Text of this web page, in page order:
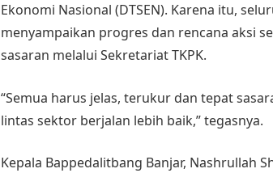
Ekonomi Nasional (DTSEN). Karena itu,
menyampaikan progres dan rencana aksi
sasaran melalui Sekretariat TKPK.
“Semua harus jelas, terukur dan tepat
lintas sektor berjalan lebih baik,” tegasnya.
Kepala Bappedalitbang Banjar, Nashrullah